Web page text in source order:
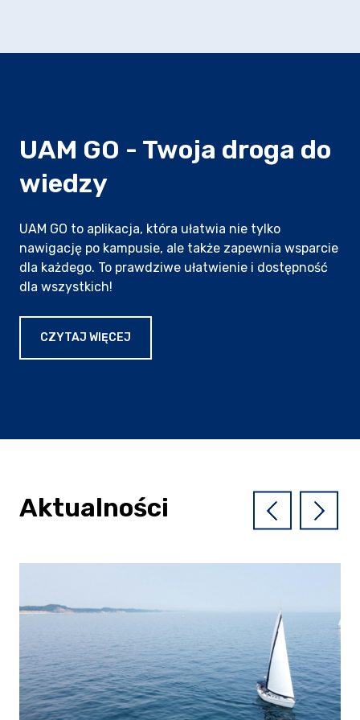
UAM GO - Twoja droga do
wiedzy
UAM GO to aplikacja, która ułatwia nie tylko
nawigację po kampusie, ale także zapewnia wsparcie
dla każdego. To prawdziwe ułatwienie i dostępność
dla wszystkich!
CZYTAJ WIĘCEJ
Aktualności